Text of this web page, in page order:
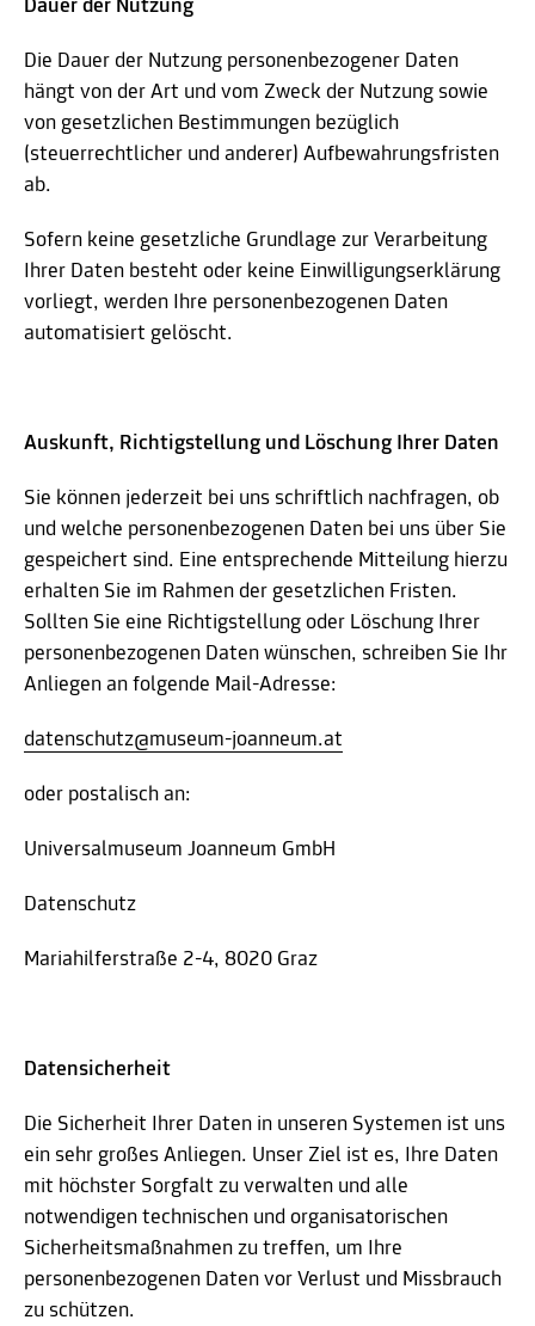
Dauer der Nutzung
Die Dauer der Nutzung personenbezogener Daten
hängt von der Art und vom Zweck der Nutzung sowie
von gesetzlichen Bestimmungen bezüglich
(steuerrechtlicher und anderer) Aufbewahrungsfristen
ab.
Sofern keine gesetzliche Grundlage zur Verarbeitung
Ihrer Daten besteht oder keine Einwilligungserklärung
vorliegt, werden Ihre personenbezogenen Daten
automatisiert gelöscht.
Auskunft, Richtigstellung und Löschung Ihrer Daten
Sie können jederzeit bei uns schriftlich nachfragen, ob
und welche personenbezogenen Daten bei uns über Sie
gespeichert sind. Eine entsprechende Mitteilung hierzu
erhalten Sie im Rahmen der gesetzlichen Fristen.
Sollten Sie eine Richtigstellung oder Löschung Ihrer
personenbezogenen Daten wünschen, schreiben Sie Ihr
Anliegen an folgende Mail-Adresse:
datenschutz@museum-joanneum.at
oder postalisch an:
Universalmuseum Joanneum GmbH
Datenschutz
Mariahilferstraße 2-4, 8020 Graz
Datensicherheit
Die Sicherheit Ihrer Daten in unseren Systemen ist uns
ein sehr großes Anliegen. Unser Ziel ist es, Ihre Daten
mit höchster Sorgfalt zu verwalten und alle
notwendigen technischen und organisatorischen
Sicherheitsmaßnahmen zu treffen, um Ihre
personenbezogenen Daten vor Verlust und Missbrauch
zu schützen.